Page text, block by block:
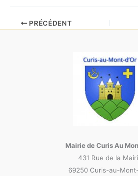
PRÉCÉDENT
Mairie de Curis Au
431 Rue de la
69250 Curis-au-